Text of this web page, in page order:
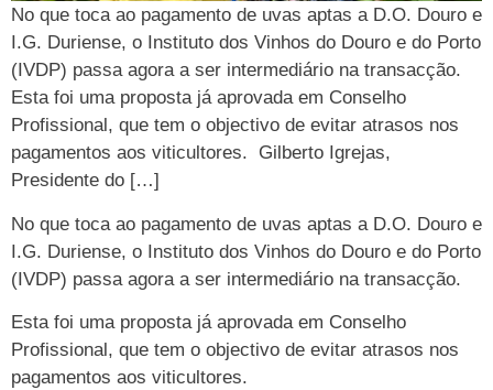
No que toca ao pagamento de uvas aptas a D.O. Douro e
I.G. Duriense, o Instituto dos Vinhos do Douro e do Porto
(IVDP) passa agora a ser intermediário na transacção.
Esta foi uma proposta já aprovada em Conselho
Profissional, que tem o objectivo de evitar atrasos nos
pagamentos aos viticultores. Gilberto Igrejas,
Presidente do […]
No que toca ao pagamento de uvas aptas a D.O. Douro e
I.G. Duriense, o Instituto dos Vinhos do Douro e do Porto
(IVDP) passa agora a ser intermediário na transacção.
Esta foi uma proposta já aprovada em Conselho
Profissional, que tem o objectivo de evitar atrasos nos
pagamentos aos viticultores.